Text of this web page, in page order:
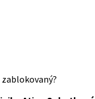
zablokovaný?